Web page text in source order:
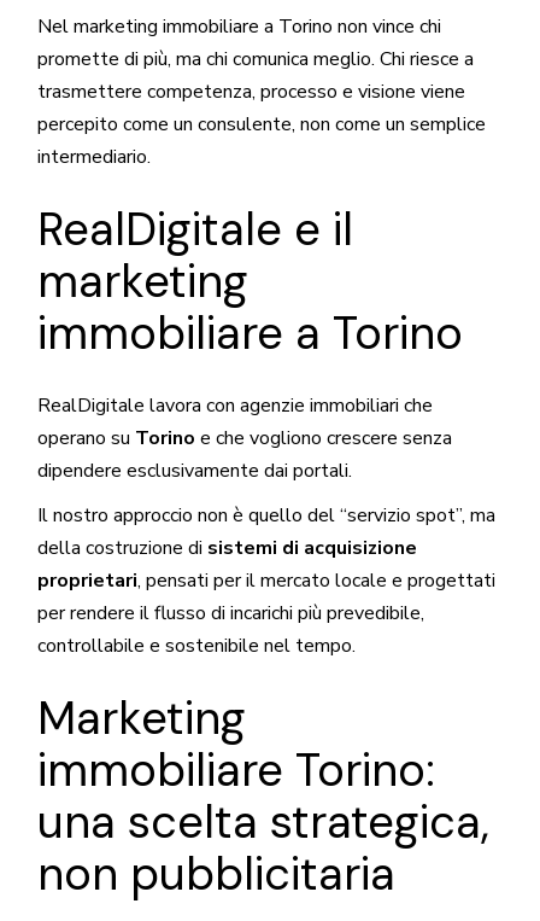
Nel marketing immobiliare a Torino non vince chi
promette di più, ma chi comunica meglio. Chi riesce a
trasmettere competenza, processo e visione viene
percepito come un consulente, non come un semplice
intermediario.
RealDigitale e il
marketing
immobiliare a Torino
RealDigitale lavora con agenzie immobiliari che
operano su Torino e che vogliono crescere senza
dipendere esclusivamente dai portali.
Il nostro approccio non è quello del “servizio spot”, ma
della costruzione di sistemi di acquisizione
proprietari, pensati per il mercato locale e progettati
per rendere il flusso di incarichi più prevedibile,
controllabile e sostenibile nel tempo.
Marketing
immobiliare Torino:
una scelta strategica,
non pubblicitaria